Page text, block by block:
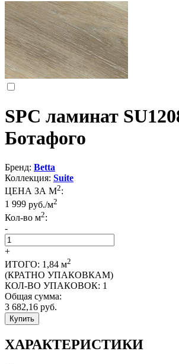
SPC ламинат
Ботафого
Бренд: Betta
Коллекция: Suite
ЦЕНА ЗА М2:
1 999 руб./м2
Кол-во м2:
-
+
ИТОГО: 1,84 м2
(КРАТНО УПАКОВКАМ)
КОЛ-ВО УПАКОВОК: 1
Общая сумма:
3 682,16 руб.
Купить
ХАРАКТЕРИСТИКИ